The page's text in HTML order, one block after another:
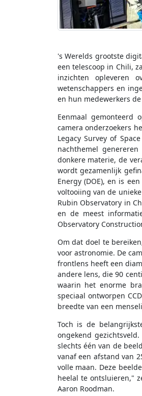
's Werelds grootste
een telescoop in Chili,
inzichten opleveren
wetenschappers en
en hun medewerkers
Eenmaal gemonteerd
camera onderzoekers
Legacy Survey of
nachthemel
donkere materie, de
wordt gezamenlijk
Energy (DOE), en is
voltooiing van de
Rubin Observatory in
en de meest
Observatory
Om dat doel te
voor astronomie. De
frontlens heeft een
andere lens, die 90
waarin het enorme
speciaal ontworpen
breedte van een
Toch is de
ongekend
slechts één van de
vanaf een afstand van
volle maan. Deze
heelal te ontsluieren,"
Aaron Roodman.